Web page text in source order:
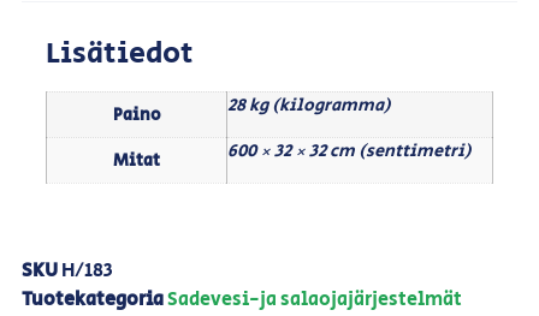
Lisätiedot
Paino 28 kg (kilogramma)
Mitat 600 × 32 × 32 cm (senttimetri)
SKUH/183
TuotekategoriaSadevesi-ja salaojajärjestelmät